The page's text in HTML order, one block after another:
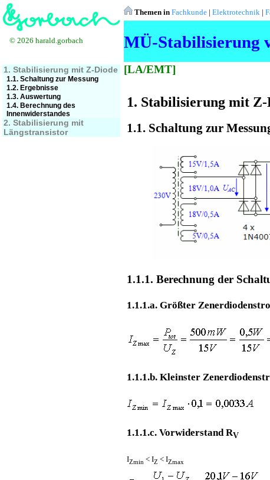
Themen in Fachkunde | Elektrotechnik |
MÜ-Stabilisierung
[LA/EMT]
© 2026 harald.gorbach
1. Stabilisierung mit Z-Diode
1.1. Schaltung zur Messung
1.2. Ergebnisse
1.3. Auswertung
1.4. Berechnung des
Innenwiderstandes
2. Stabilisierung mit
Längstransistor
1. Stabilisierung mit Z-
1.1. Schaltung zur
1.1.1. Berechnung der
1.1.1.a. Größter
1.1.1.b. Kleinster
1.1.1.c. Vorwiderstand RV
IZmin < IZ < IZmax